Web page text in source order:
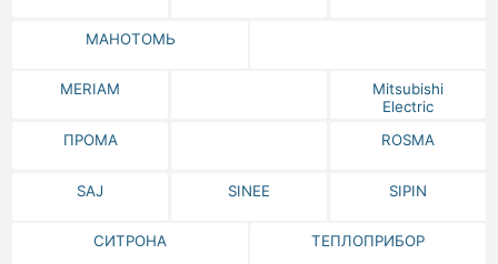
МАНОТОМЬ
MERIAM
Mitsubishi
Electric
ПРОМА
ROSMA
SAJ SINEE SIPIN
СИТРОНА ТЕПЛОПРИБОР